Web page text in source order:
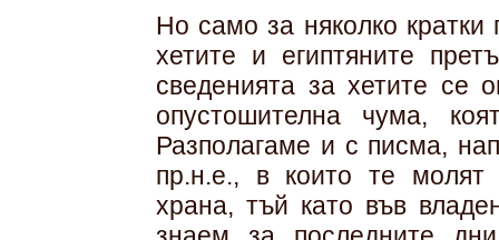
Но само за няколко кратки
хетите и египтяните
сведенията за хетите се
опустошителна чума,
Разполагаме и с писма,
пр.н.е., в които те молят
храна, тъй като във